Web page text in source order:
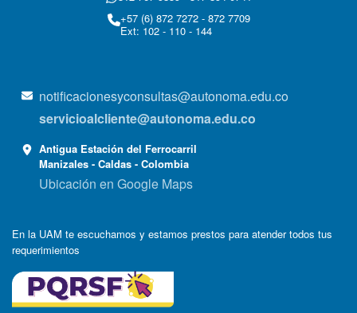
+57 (6) 872 7272 - 872 7709
Ext: 102 - 110 - 144
notificacionesyconsultas@autonoma.edu.co
servicioalcliente@autonoma.edu.co
Antigua Estación del Ferrocarril
Manizales - Caldas - Colombia
Ubicación en Google Maps
En la UAM te escuchamos y estamos prestos para atender todos tus
requerimientos